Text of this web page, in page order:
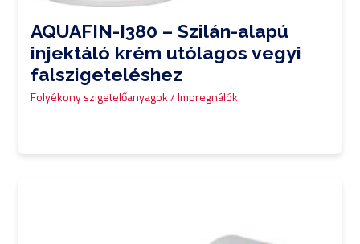
AQUAFIN-I380 – Szilán-alapú
injektáló krém utólagos vegyi
falszigeteléshez
Folyékony szigetelőanyagok / Impregnálók